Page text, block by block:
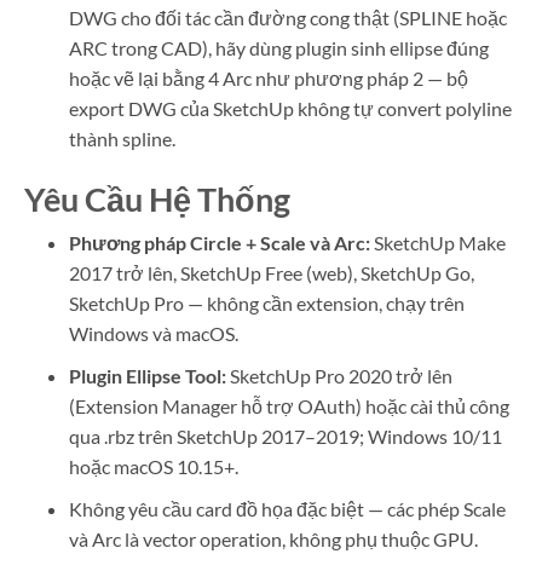
DWG cho đối tác cần đường cong thật (SPLINE hoặc
ARC trong CAD), hãy dùng plugin sinh ellipse đúng
hoặc vẽ lại bằng 4 Arc như phương pháp 2 — bộ
export DWG của SketchUp không tự convert polyline
thành spline.
Yêu Cầu Hệ Thống
Phương pháp Circle + Scale và Arc:SketchUp Make
2017 trở lên, SketchUp Free (web), SketchUp Go,
SketchUp Pro — không cần extension, chạy trên
Windows và macOS.
Plugin Ellipse Tool:SketchUp Pro 2020 trở lên
(Extension Manager hỗ trợ OAuth) hoặc cài thủ công
qua .rbz trên SketchUp 2017–2019; Windows 10/11
hoặc macOS 10.15+.
Không yêu cầu card đồ họa đặc biệt — các phép Scale
và Arc là vector operation, không phụ thuộc GPU.